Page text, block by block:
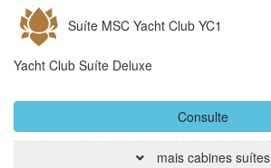
Suíte MSC Yacht Club YC1
Yacht Club Suíte Deluxe
Consulte
mais cabines suítes